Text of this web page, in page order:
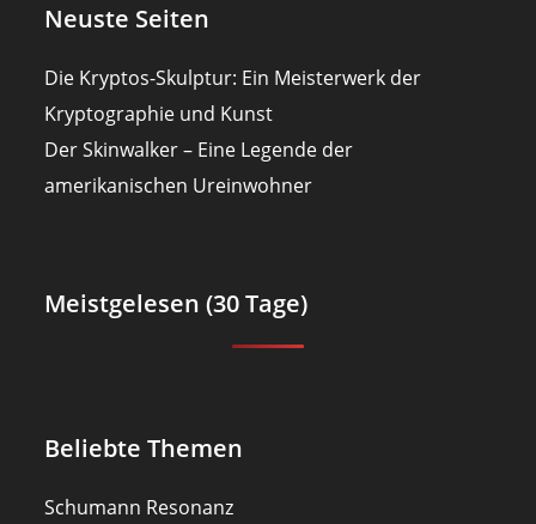
Neuste Seiten
Die Kryptos-Skulptur: Ein Meisterwerk der
Kryptographie und Kunst
Der Skinwalker – Eine Legende der
amerikanischen Ureinwohner
Meistgelesen (30 Tage)
Beliebte Themen
Schumann Resonanz